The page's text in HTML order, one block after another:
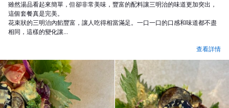
雖然湯品看起來簡單，但卻非常美味，豐富的配料讓三明治的味道更加突出，
這個套餐真是完美。
花束狀的三明治內餡豐富，讓人吃得相當滿足。一口一口的口感和味道都不盡
相同，這樣的變化讓...
查看詳情